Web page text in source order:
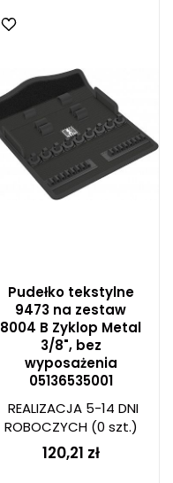
Pudełko tekstylne
9473 na zestaw
8004 B Zyklop Metal
3/8", bez
wyposażenia
05136535001
REALIZACJA 5-14 DNI
ROBOCZYCH(0 szt.)
120,21 zł